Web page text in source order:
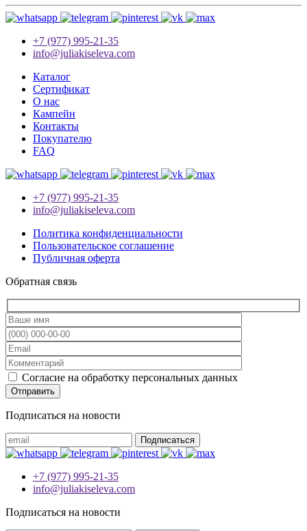
+7 (977) 995-21-35
info@juliakiseleva.com
Каталог
Сертификат
О нас
Кампейн
Контакты
Покупателю
FAQ
+7 (977) 995-21-35
info@juliakiseleva.com
Политика конфиденциальности
Пользовательское соглашение
Публичная оферта
Обратная связь
Согласие на обработку персональных данных
Подписаться на новости
+7 (977) 995-21-35
info@juliakiseleva.com
Подписаться на новости